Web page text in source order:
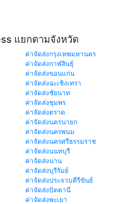
แยกตามจังหวัด
ค่าจัดส่งกรุงเทพมหานคร
ค่าจัดส่งกาฬสินธุ์
ค่าจัดส่งขอนแก่น
ค่าจัดส่งฉะเชิงเทรา
ค่าจัดส่งชัยนาท
ค่าจัดส่งชุมพร
ค่าจัดส่งตราด
ค่าจัดส่งนครนายก
ค่าจัดส่งนครพนม
ค่าจัดส่งนครศรีธรรมราช
ค่าจัดส่งนนทบุรี
ค่าจัดส่งน่าน
ค่าจัดส่งบุรีรัมย์
ค่าจัดส่งประจวบคีรีขันธ์
ค่าจัดส่งปัตตานี
ค่าจัดส่งพะเยา